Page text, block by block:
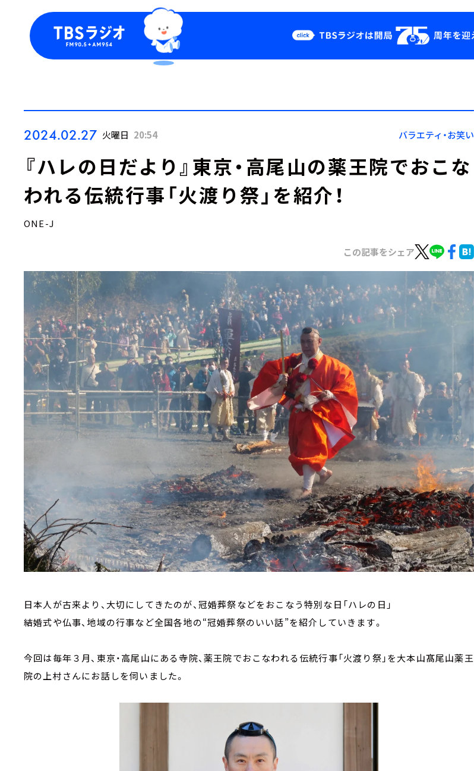
Podcast
YouTube
会社情報
2024.02.27 火曜日 20:54 バラエティ・お笑い
『ハレの日だより』東京・高尾山の薬王院でおこな
われる伝統行事「火渡り祭」を紹介！
ONE-J
この記事をシェア
日本人が古来より、大切にしてきたのが、冠婚葬祭などをおこなう特別な日「ハレの日」
結婚式や仏事、地域の行事など全国各地の“冠婚葬祭のいい話”を紹介していきます。
今回は毎年３月、東京・高尾山にある寺院、薬王院でおこなわれる伝統行事「火渡り祭」を大本山髙尾山薬王
院の上村さんにお話しを伺いました。